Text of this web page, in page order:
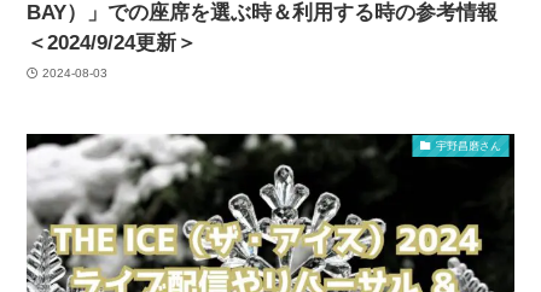
BAY）」での座席を選ぶ時＆利用する時の参考情報
＜2024/9/24更新＞
2024-08-03
宇野昌磨さん